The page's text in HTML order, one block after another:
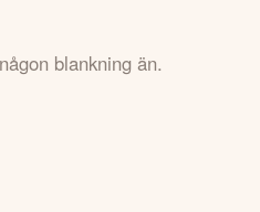
blankning än.